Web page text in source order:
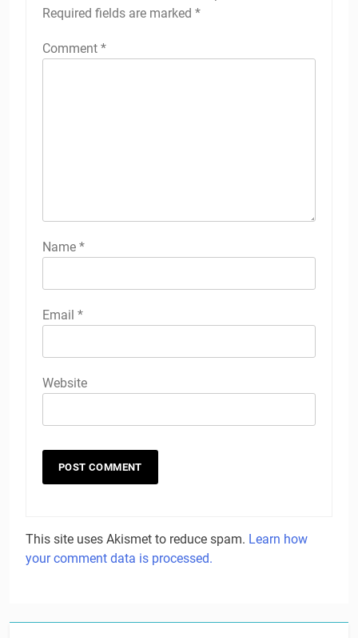
Required fields are marked *
Comment *
Name *
Email *
Website
This site uses Akismet to reduce spam. Learn how
your comment data is processed.